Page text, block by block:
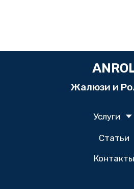
Жалюзи и
Услуги
Статьи
Контакты